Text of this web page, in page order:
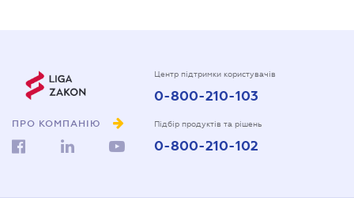
ПРО КОМПАНІЮ
Центр підтримки користувачів
0-800-210-103
Підбір продуктів та рішень
0-800-210-102